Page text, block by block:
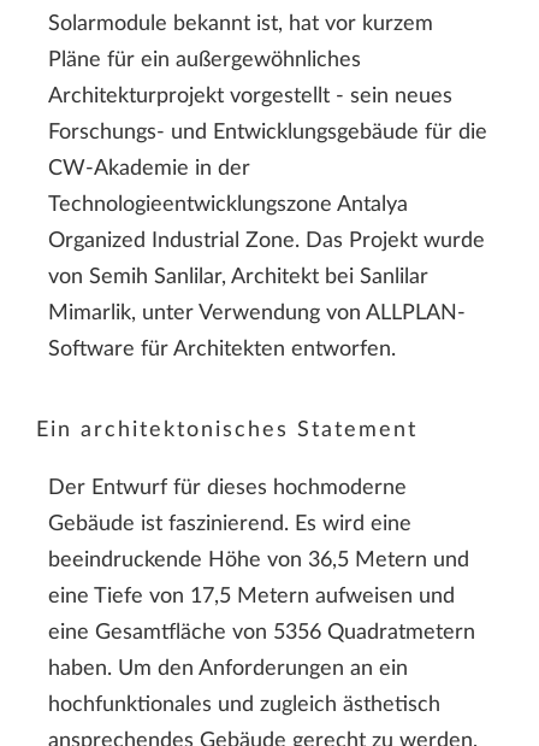
Solarmodule bekannt ist, hat vor kurzem
Pläne für ein außergewöhnliches
Architekturprojekt vorgestellt - sein neues
Forschungs- und Entwicklungsgebäude für die
CW-Akademie in der
Technologieentwicklungszone Antalya
Organized Industrial Zone. Das Projekt wurde
von Semih Sanlilar, Architekt bei Sanlilar
Mimarlik, unter Verwendung von ALLPLAN-
Software für Architekten entworfen.
Ein architektonisches Statement
Der Entwurf für dieses hochmoderne
Gebäude ist faszinierend. Es wird eine
beeindruckende Höhe von 36,5 Metern und
eine Tiefe von 17,5 Metern aufweisen und
eine Gesamtfläche von 5356 Quadratmetern
haben. Um den Anforderungen an ein
hochfunktionales und zugleich ästhetisch
ansprechendes Gebäude gerecht zu werden,